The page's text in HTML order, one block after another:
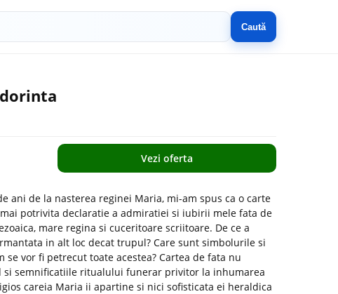
Caută
Vezi oferta
ani de la nasterea reginei Maria, mi-am spus ca o carte
potrivita declaratie a admiratiei si iubirii mele fata de
mare regina si cuceritoare scriitoare. De ce a
in alt loc decat trupul? Care sunt simbolurile si
vor fi petrecut toate acestea? Cartea de fata nu
si semnificatiile ritualului funerar privitor la inhumarea
careia Maria ii apartine si nici sofisticata ei heraldica